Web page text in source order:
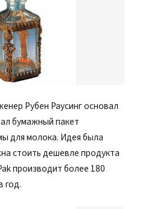
Рубен Раусинг основал
бумажный пакет
для молока. Идея была
стоить дешевле продукта
производит более 180
год.